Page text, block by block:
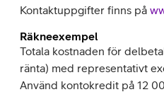
Kontaktuppgifter finns på
Räkneexempel
Totala kostnaden för
ränta) med representativt
Använd kontokredit på 12